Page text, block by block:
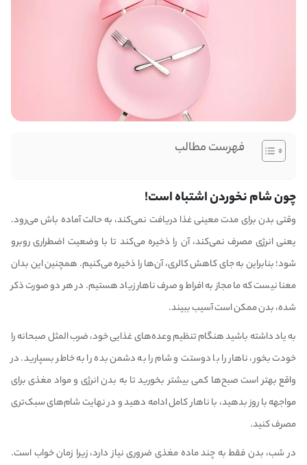
فهرست مطالب
چون شام نخوردن اشتباه است!
وقتی بدن برای مدت معینی غذا دریافت نمی‌کند، به حالت آماده باش می‌رود.
یعنی انرژی مصرف نمی‌کند، آن را ذخیره می‌کند تا با وضعیت اضطراری روبرو
شود؛ بنابراین به جای کاهش کالری، آن‌ها را ذخیره می‌کنیم. همچنین این بدان
معنا نیست که ما مجاز به افراط و صرف ناهار زیاد هستیم. در هر دو صورت ذکر
شده، بدن ممکن است آسیب ببیند.
به یاد داشته باشید هنگام تنظیم وعده‌های غذایی خود، ضرب المثل صبحانه را
خودت بخور، ناهار را با دوستت و شام را به دشمن بده را به خاطر بسپارید. در
واقع بهتر است صبح‌ها کمی بیشتر بخورید تا به بدن انرژی و مواد مغذی برای
مواجهه با روز بدهید، با ناهار کامل ادامه دهید و در نهایت شام‌های سبک‌تری
مصرف کنید.
در شب، بدن فقط به چند ماده مغذی ضروری نیاز دارد، زیرا زمان خواب است.